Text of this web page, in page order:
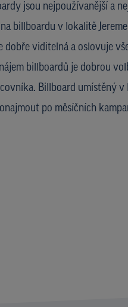
jsou nejpoužívanější a
billboardu v lokalitě
dobře viditelná a oslovuje
billboardů je dobrou
Billboard umístěný v
po měsíčních